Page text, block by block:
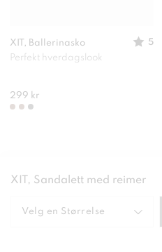
XIT, Ballerinasko
5
Perfekt hverdagslook
299 kr
XIT, Sandalett med reimer
Velg en Størrelse